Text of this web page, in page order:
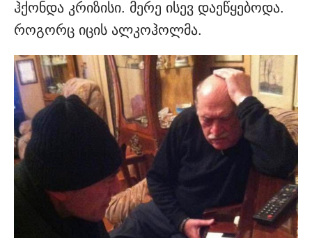
ჰქონდა კრიზისი. მერე ისევ დაეწყებოდა.
როგორც იცის ალკოჰოლმა.